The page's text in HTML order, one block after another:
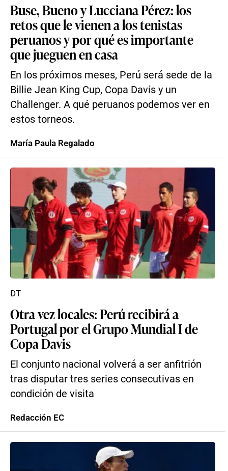
Buse, Bueno y Lucciana Pérez: los
retos que le vienen a los tenistas
peruanos y por qué es importante
que jueguen en casa
En los próximos meses, Perú será sede de la
Billie Jean King Cup, Copa Davis y un
Challenger. A qué peruanos podemos ver en
estos torneos.
María Paula Regalado
Otra vez locales: Perú recibirá a
Portugal por el Grupo Mundial I de
Copa Davis
El conjunto nacional volverá a ser anfitrión
tras disputar tres series consecutivas en
condición de visita
DT
Redacción EC